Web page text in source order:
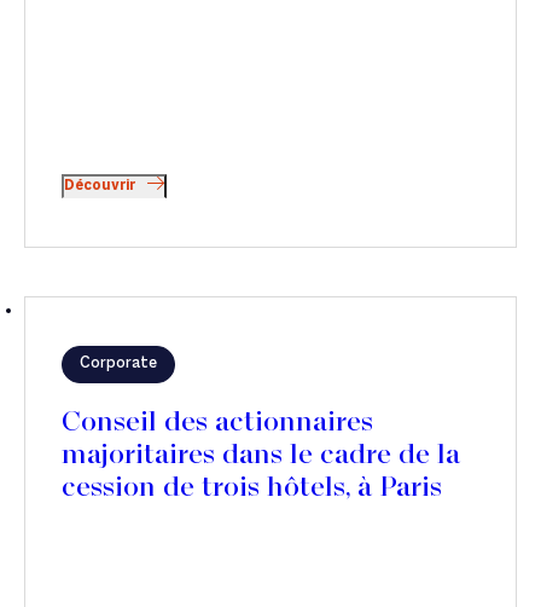
Découvrir
Corporate
Conseil des actionnaires
majoritaires dans le cadre de la
cession de trois hôtels, à Paris